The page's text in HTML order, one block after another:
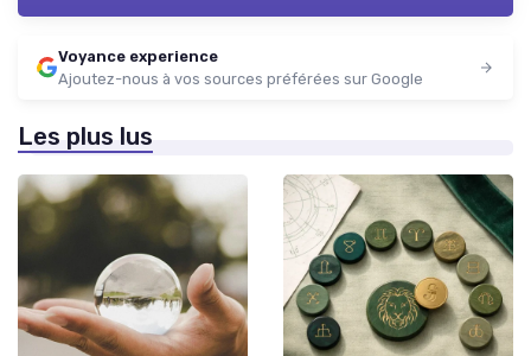
Voyance experience
Ajoutez-nous à vos sources préférées sur Google
Les plus lus